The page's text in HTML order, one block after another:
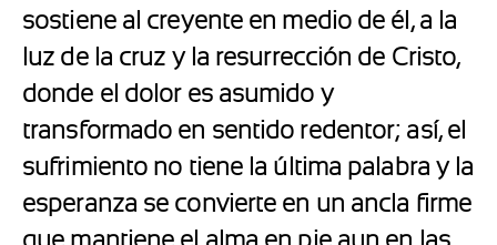
sostiene al creyente en medio de él, a la
luz de la cruz y la resurrección de Cristo,
donde el dolor es asumido y
transformado en sentido redentor; así, el
sufrimiento no tiene la última palabra y la
esperanza se convierte en un ancla firme